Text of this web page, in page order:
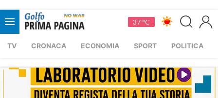
37 °C
TV CRONACA ECONOMIA SPORT POLITICA